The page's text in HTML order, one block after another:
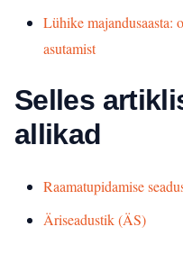
Lühike majandusaasta:
asutamist
Selles
allikad
Raamatupidamise
Äriseadustik (ÄS)